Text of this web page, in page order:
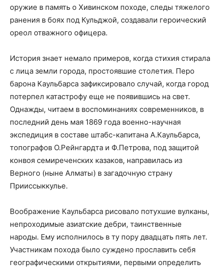
оружие в память о Хивинском походе, следы тяжелого
ранения в боях под Кульджой, создавали героический
ореол отважного офицера.
История знает немало примеров, когда стихия стирала
с лица земли города, простоявшие столетия. Перо
барона Каульбарса зафиксировало случай, когда город
потерпел катастрофу еще не появившись на свет.
Однажды, читаем в воспоминаниях современников, в
последний день мая 1869 года военно-научная
экспедиция в составе штабс-капитана А.Каульбарса,
топографов О.Рейнгардта и Ф.Петрова, под защитой
конвоя семиреченских казаков, направилась из
Верного (ныне Алматы) в загадочную страну
Прииссыккулье.
Воображение Каульбарса рисовало потухшие вулканы,
непроходимые азиатские дебри, таинственные
народы. Ему исполнилось в ту пору двадцать пять лет.
Участникам похода было суждено прославить себя
географическими открытиями, первыми определить